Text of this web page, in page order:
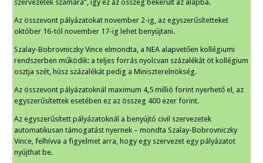
szervezetek számára”, így ez az összeg bekerült az alapba.
Az összevont pályázatokat november 2-ig, az egyszerűsítetteket
október 16-tól november 17-ig lehet benyújtani.
Szalay-Bobrovniczky Vince elmondta, a NEA alapvetően kollégiumi
rendszerben működik: a teljes forrás nyolcvan százalékát öt kollégium
osztja szét, húsz százalékát pedig a Miniszterelnökség.
Az összevont pályázatoknál maximum 4,5 millió forint nyerhető el, az
egyszerűsítettek esetében ez az összeg 400 ezer forint.
Az egyszerűsített pályázatoknál a benyújtó civil szervezetek
automatikusan támogatást nyernek – mondta Szalay-Bobrovniczky
Vince, felhívva a figyelmet arra, hogy egy szervezet egy pályázatot
nyújthat be.